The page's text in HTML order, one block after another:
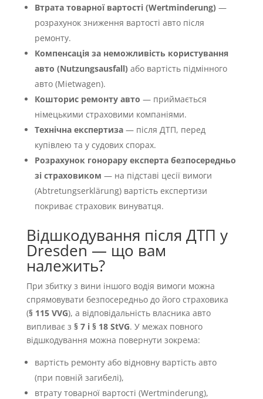
Втрата товарної вартості (Wertminderung) —
розрахунок зниження вартості авто після
ремонту.
Компенсація за неможливість користування
авто (Nutzungsausfall) або вартість підмінного
авто (Mietwagen).
Кошторис ремонту авто — приймається
німецькими страховими компаніями.
Технічна експертиза— після ДТП, перед
купівлею та у судових спорах.
Розрахунок гонорару експерта безпосередньо
зі страховиком — на підставі цесії вимоги
(Abtretungserklärung) вартість експертизи
покриває страховик винуватця.
Відшкодування після ДТП у
Dresden — що вам
належить?
При збитку з вини іншого водія вимоги можна
спрямовувати безпосередньо до його страховика
(§ 115 VVG), а відповідальність власника авто
випливає з § 7 і § 18 StVG. У межах повного
відшкодування можна повернути зокрема:
вартість ремонту або відновну вартість авто
(при повній загибелі),
втрату товарної вартості (Wertminderung),